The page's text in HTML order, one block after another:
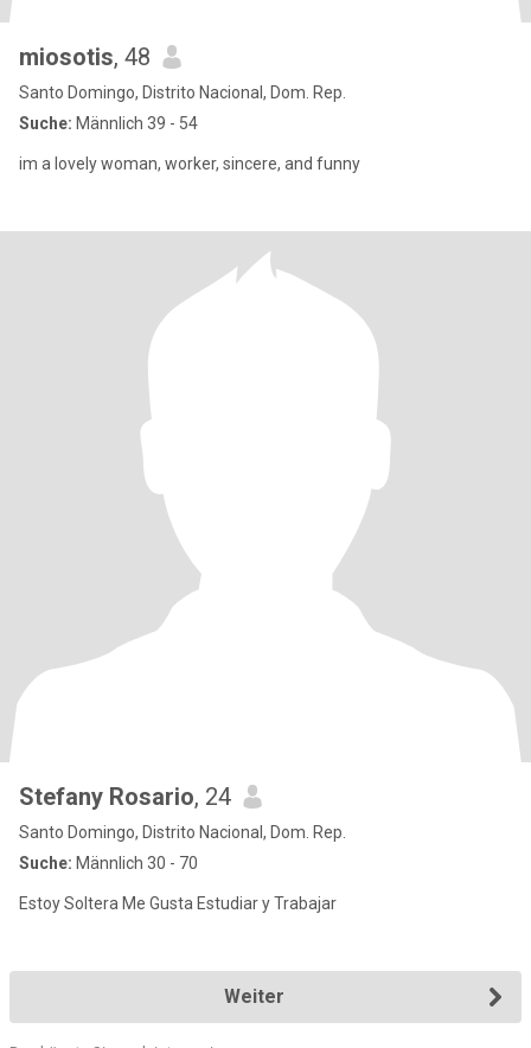
miosotis, 48
Santo Domingo, Distrito Nacional, Dom. Rep.
Suche: Männlich 39 - 54
im a lovely woman, worker, sincere, and funny
Stefany Rosario, 24
Santo Domingo, Distrito Nacional, Dom. Rep.
Suche: Männlich 30 - 70
Estoy Soltera Me Gusta Estudiar y Trabajar
Weiter